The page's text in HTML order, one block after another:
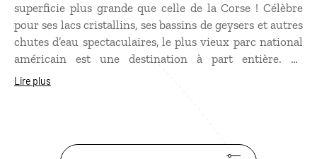
superficie plus grande que celle de la Corse ! Célèbre
pour ses lacs cristallins, ses bassins de geysers et autres
chutes d’eau spectaculaires, le plus vieux parc national
américain est une destination à part entière. Le
Yellowstone fait partie d’un écosystème encore plus
espèces qui vivaient dans la région avant la conquête
Lire plus